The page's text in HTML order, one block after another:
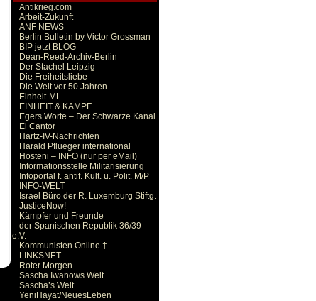
Antikrieg.com
Arbeit-Zukunft
ANF NEWS
Berlin Bulletin by Victor Grossman
BIP jetzt BLOG
Dean-Reed-Archiv-Berlin
Der Stachel Leipzig
Die Freiheitsliebe
Die Welt vor 50 Jahren
Einheit-ML
EINHEIT & KAMPF
Egers Worte – Der Schwarze Kanal
El Cantor
Hartz-IV-Nachrichten
Harald Pflueger international
Hosteni – INFO (nur per eMail)
Informationsstelle Militarisierung
Infoportal f. antif. Kult. u. Polit. M/P
INFO-WELT
Israel Büro der R. Luxemburg Stiftg.
JusticeNow!
Kämpfer und Freunde
der Spanischen Republik 36/39
e.V.
Kommunisten Online †
LINKSNET
Roter Morgen
Sascha Iwanows Welt
Sascha’s Welt
YeniHayat/NeuesLeben